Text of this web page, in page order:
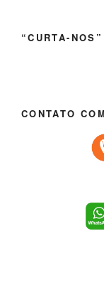
“CURTA-
CONTATO